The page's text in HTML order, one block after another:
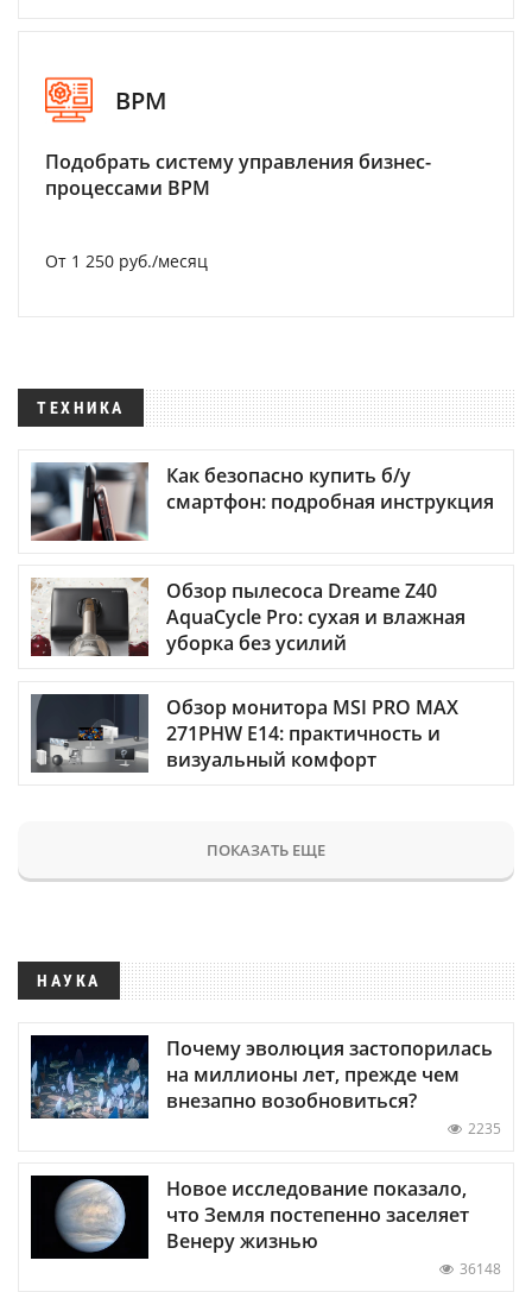
BPM
Подобрать систему управления бизнес-
процессами BPM
От 1 250 руб./месяц
ТЕХНИКА
Как безопасно купить б/у
смартфон: подробная инструкция
Обзор пылесоса Dreame Z40
AquaCycle Pro: сухая и влажная
уборка без усилий
Обзор монитора MSI PRO MAX
271PHW E14: практичность и
визуальный комфорт
ПОКАЗАТЬ ЕЩЕ
НАУКА
Почему эволюция застопорилась
на миллионы лет, прежде чем
внезапно возобновиться?
2235
Новое исследование показало,
что Земля постепенно заселяет
Венеру жизнью
36148